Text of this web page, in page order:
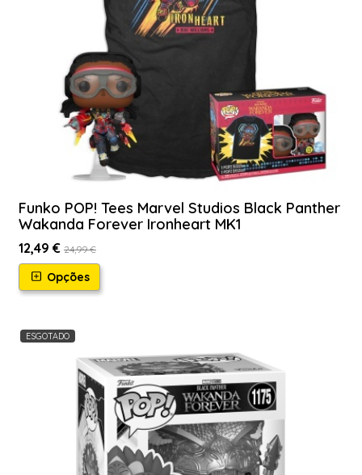
Funko POP! Tees Marvel Studios Black Panther
Wakanda Forever Ironheart MK1
12,49 € 24,99 €
Opções
ESGOTADO